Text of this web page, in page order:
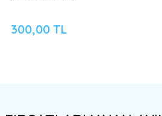
300,00 TL